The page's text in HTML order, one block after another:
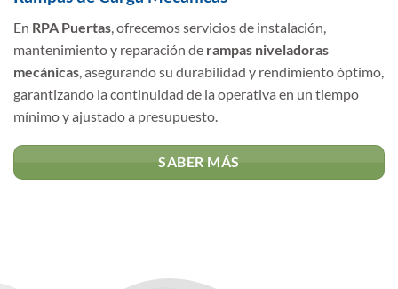
En RPA Puertas , ofrecemos servicios de instalación,
mantenimiento y reparación de rampas niveladoras
mecánicas , asegurando su durabilidad y rendimiento óptimo,
garantizando la continuidad de la operativa en un tiempo
mínimo y ajustado a presupuesto.
SABER MÁS